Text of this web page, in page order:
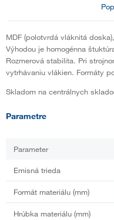
MDF (polotvrdá vláknitá
Výhodou je homogénna
Rozmerová stabilita. Pri
vytrhávaniu vlákien. Formáty
Skladom na centrálnych
Parametre
Parameter
Emisná trieda
Formát materiálu (mm)
Hrúbka materiálu (mm)